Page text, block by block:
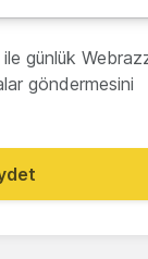
günlük
göndermesini